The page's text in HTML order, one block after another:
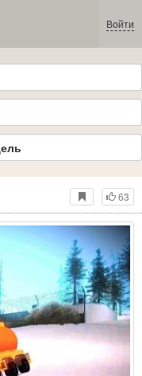
Войти
63